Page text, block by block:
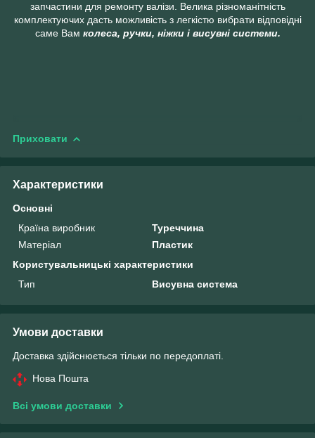
запчастини для ремонту валізи. Велика різноманітність
комплектуючих дасть можливість з легкістю вибрати відповідні
саме Вам колеса, ручки, ніжки і висувні системи.
Приховати
Характеристики
Основні
Країна виробник
Туреччина
Матеріал
Пластик
Користувальницькі характеристики
Тип
Висувна система
Умови доставки
Доставка здійснюється тільки по передоплаті.
Нова Пошта
Всі умови доставки